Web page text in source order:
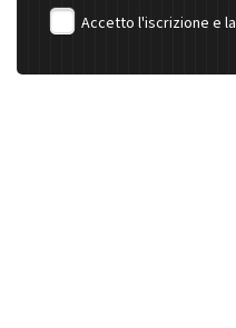
Accetto l'iscrizione e la